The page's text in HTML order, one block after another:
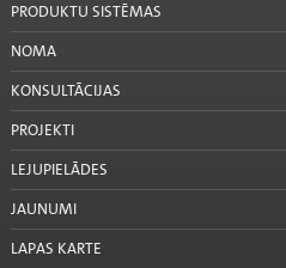
PRODUKTU SISTĒMAS
NOMA
KONSULTĀCIJAS
PROJEKTI
LEJUPIELĀDES
JAUNUMI
LAPAS KARTE